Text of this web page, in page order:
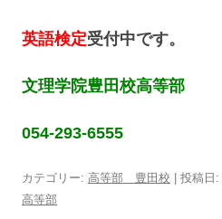
英語検定受付中です。
文理学院豊田校高等部
054-293-6555
カテゴリー: 高等部 豊田校 | 投稿日:
高等部